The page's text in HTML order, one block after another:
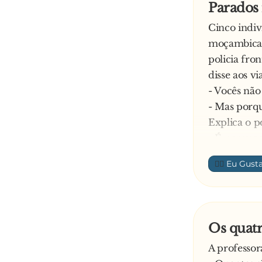
Cinco
policia
disse aos
- Vocês
- Mas
Explica o
- E daí? –
carro, mas
lugares.
- Isso não
- Mas isso
quero falar
👍🏼
Os
A